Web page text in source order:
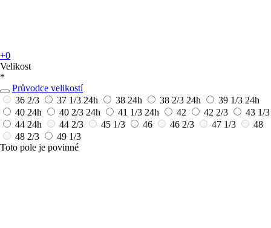
+0
Velikost
*
Průvodce velikostí
36 2/3
37 1/3 24h 38 24h 38 2/3 24h 39 1/3 24h
40 24h 40 2/3 24h 41 1/3 24h 42 42 2/3
43 1/3
44 24h 44 2/3 45 1/3 46 46 2/3 47 1/3
48
48 2/3
49 1/3
Toto pole je povinné